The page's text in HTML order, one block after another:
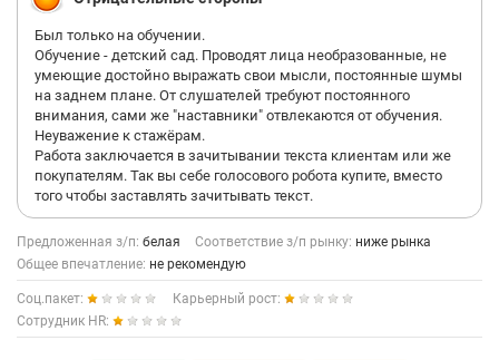
Был только на обучении.
Обучение - детский сад. Проводят лица необразованные, не
умеющие достойно выражать свои мысли, постоянные шумы
на заднем плане. От слушателей требуют постоянного
внимания, сами же "наставники" отвлекаются от обучения.
Неуважение к стажёрам.
Работа заключается в зачитывании текста клиентам или же
покупателям. Так вы себе голосового робота купите, вместо
того чтобы заставлять зачитывать текст.
Предложенная з/п: белая Соответствие з/п рынку: ниже рынка
Общее впечатление: не рекомендую
Соц.пакет:
Карьерный рост:
Сотрудник HR: